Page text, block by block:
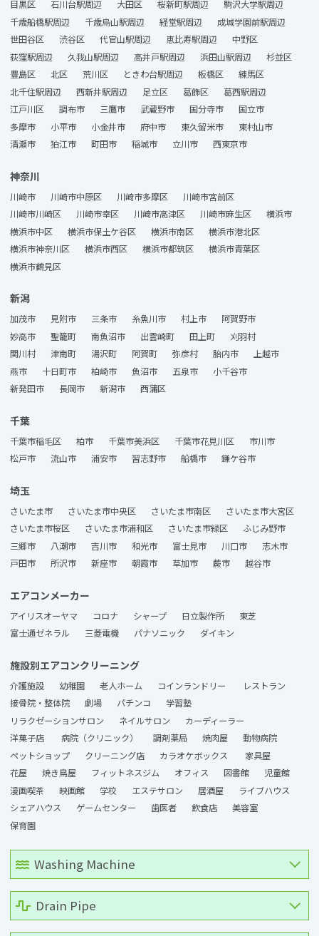
目黒区
石川台駅周辺 大田区 桜新町駅周辺
駒沢大学駅周辺
千歳船橋駅周辺
千歳烏山駅周辺 経堂駅周辺
成城学園前駅周辺
世田谷区
渋谷区 代官山駅周辺 恵比寿駅周辺
中野区
荻窪駅周辺
久我山駅周辺 高井戸駅周辺 浜田山駅周辺
杉並区
豊島区
北区 荒川区 ときわ台駅周辺 板橋区
練馬区
北千住駅周辺
西新井駅周辺 足立区 葛飾区
葛西駅周辺
江戸川区
調布市 三鷹市 武蔵野市 国分寺市
国立市
多摩市
小平市 小金井市 府中市 東久留米市
東村山市
清瀬市
狛江市 町田市 稲城市 立川市 西東京市
神奈川
川崎市 川崎市中原区 川崎市多摩区
川崎市宮前区
川崎市川崎区
川崎市幸区 川崎市高津区 川崎市麻生区
横浜市
横浜市中区
横浜市保土ケ谷区 横浜市南区
横浜市港北区
横浜市神奈川区
横浜市西区 横浜市都筑区
横浜市青葉区
横浜市鶴見区
新潟
加茂市 見附市 三条市 糸魚川市 村上市
阿賀野市
妙高市
聖籠町 南魚沼市 出雲崎町 田上町
刈羽村
関川村
津南町 湯沢町 阿賀町 弥彦村 胎内市
上越市
燕市
十日町市 柏崎市 魚沼市 五泉市
小千谷市
新発田市
長岡市 新潟市 西蒲区
千葉
千葉市稲毛区 柏市 千葉市美浜区 千葉市花見川区
市川市
松戸市
流山市 浦安市 習志野市 船橋市 鎌ケ谷市
埼玉
さいたま市 さいたま市中央区 さいたま市南区
さいたま市大宮区
さいたま市桜区
さいたま市浦和区 さいたま市緑区
ふじみ野市
三郷市
八潮市 吉川市 和光市 富士見市 川口市
志木市
戸田市
所沢市 新座市 朝霞市 草加市 蕨市 越谷市
エアコンメーカー
アイリスオーヤマ コロナ シャープ 日立製作所
東芝
富士通ゼネラル
三菱電機 パナソニック ダイキン
施設別エアコンクリーニング
介護施設 幼稚園 老人ホーム コインランドリー
レストラン
接骨院・整体院
劇場 パチンコ
学習塾
リラクゼーションサロン
ネイルサロン
カーディーラー
洋菓子店
病院（クリニック） 調剤薬局 焼肉屋
動物病院
ペットショップ
クリーニング店 カラオケボックス
家具屋
花屋
焼き鳥屋 フィットネスジム オフィス 図書館
児童館
漫画喫茶
映画館 学校 エステサロン 居酒屋
ライブハウス
シェアハウス
ゲームセンター 歯医者 飲食店
美容室
保育園
Washing Machine
Drain Pipe